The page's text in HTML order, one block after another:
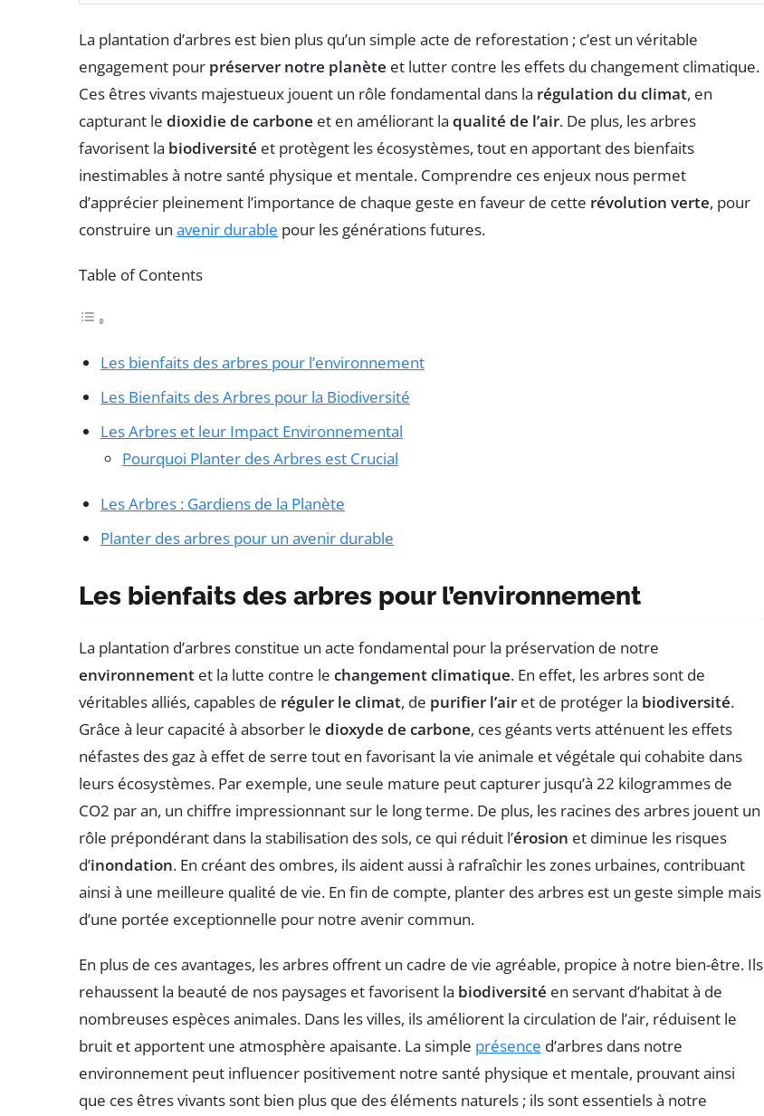
La plantation d’arbres est bien plus qu’un simple acte de reforestation ; c’est un véritable
engagement pour préserver notre planète et lutter contre les effets du changement climatique.
Ces êtres vivants majestueux jouent un rôle fondamental dans la régulation du climat, en
capturant le dioxidie de carbone et en améliorant la qualité de l’air. De plus, les arbres
favorisent la biodiversité et protègent les écosystèmes, tout en apportant des bienfaits
inestimables à notre santé physique et mentale. Comprendre ces enjeux nous permet
d’apprécier pleinement l’importance de chaque geste en faveur de cette révolution verte, pour
construire un avenir durable pour les générations futures.
Table of Contents
Les bienfaits des arbres pour l’environnement
Les Bienfaits des Arbres pour la Biodiversité
Les Arbres et leur Impact Environnemental
Pourquoi Planter des Arbres est Crucial
Les Arbres : Gardiens de la Planète
Planter des arbres pour un avenir durable
Les bienfaits des arbres pour l’environnement
La plantation d’arbres constitue un acte fondamental pour la préservation de notre
environnement et la lutte contre le changement climatique. En effet, les arbres sont de
véritables alliés, capables de réguler le climat, de purifier l’air et de protéger la biodiversité.
Grâce à leur capacité à absorber le dioxyde de carbone, ces géants verts atténuent les effets
néfastes des gaz à effet de serre tout en favorisant la vie animale et végétale qui cohabite dans
leurs écosystèmes. Par exemple, une seule mature peut capturer jusqu’à 22 kilogrammes de
CO2 par an, un chiffre impressionnant sur le long terme. De plus, les racines des arbres jouent un
rôle prépondérant dans la stabilisation des sols, ce qui réduit l’érosion et diminue les risques
d’inondation. En créant des ombres, ils aident aussi à rafraîchir les zones urbaines, contribuant
ainsi à une meilleure qualité de vie. En fin de compte, planter des arbres est un geste simple mais
d’une portée exceptionnelle pour notre avenir commun.
En plus de ces avantages, les arbres offrent un cadre de vie agréable, propice à notre bien-être. Ils
rehaussent la beauté de nos paysages et favorisent la biodiversité en servant d’habitat à de
nombreuses espèces animales. Dans les villes, ils améliorent la circulation de l’air, réduisent le
bruit et apportent une atmosphère apaisante. La simple présence d’arbres dans notre
environnement peut influencer positivement notre santé physique et mentale, prouvant ainsi
que ces êtres vivants sont bien plus que des éléments naturels ; ils sont essentiels à notre